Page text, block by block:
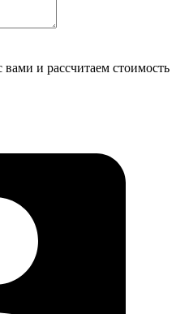
и рассчитаем стоимость